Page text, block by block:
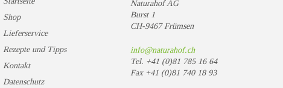
Shop
Lieferservice
Rezepte und Tipps
Kontakt
Datenschutz
Naturahof AG
Burst 1
CH-9467 Frümsen
info@naturahof.ch
Tel. +41 (0)81 785 16 64
Fax +41 (0)81 740 18 93